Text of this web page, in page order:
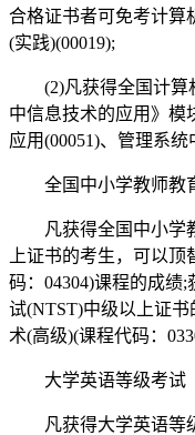
合格证书者可免考计算
(实践)(00019);
(2)凡获得全国计算
中信息技术的应用》模
应用(00051)、管理系统
全国中小学教师教
凡获得全国中小学教
上证书的考生，可以
码：04304)课程的成绩
试(NTST)中级以上证
术(高级)(课程代码：
大学英语等级考试
凡获得大学英语等级